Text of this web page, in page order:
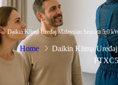
Daikin Klima Uređaj Malaysian Sensira 5.0
Home
Daikin Klima